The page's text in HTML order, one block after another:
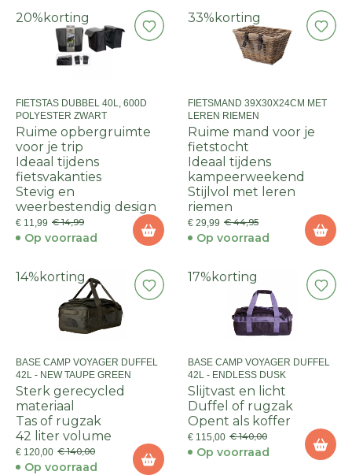
20% korting
FIETSTAS DUBBEL 40L, 600D
POLYESTER ZWART
Ruime opbergruimte
voor je trip
Ideaal tijdens
fietsvakanties
Stevig en
weerbestendig design
€ 11,99 € 14,99
Op voorraad
33% korting
FIETSMAND 39X30X24CM MET
LEREN RIEMEN
Ruime mand voor je
fietstocht
Ideaal tijdens
kampeerweekend
Stijlvol met leren
riemen
€ 29,99 € 44,95
Op voorraad
14% korting
BASE CAMP VOYAGER DUFFEL
42L - NEW TAUPE GREEN
Sterk gerecycled
materiaal
Tas of rugzak
42 liter volume
€ 120,00 € 140,00
Op voorraad
17% korting
BASE CAMP VOYAGER DUFFEL
42L - ENDLESS DUSK
Slijtvast en licht
Duffel of rugzak
Opent als koffer
€ 115,00 € 140,00
Op voorraad